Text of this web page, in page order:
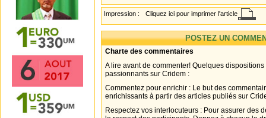
Impression : Cliquez ici pour imprimer l'article
POSTEZ UN
Charte des commentaires
A lire avant de commenter! Quelques
passionnants sur Cridem :
Commentez pour enrichir : Le but des
enrichissants à partir des articles publiés sur
Respectez vos interlocuteurs : Pour assurer des